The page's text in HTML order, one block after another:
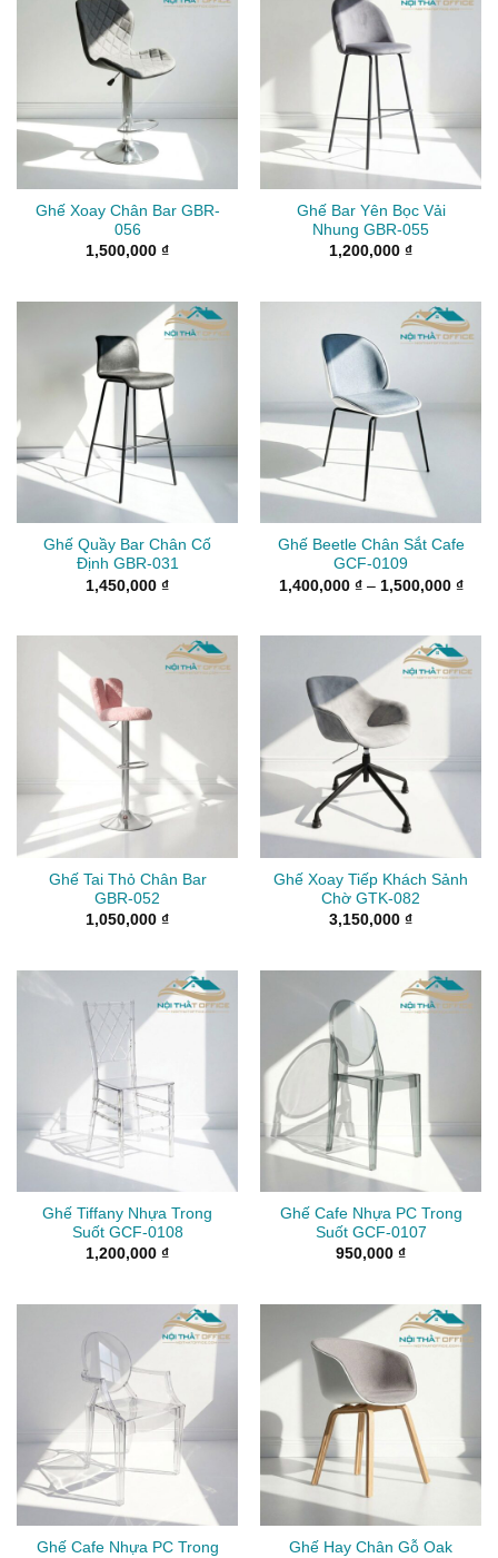
Ghế Xoay Chân Bar GBR-
056
1,500,000 ₫
Ghế Bar Yên Bọc Vải
Nhung GBR-055
1,200,000 ₫
Ghế Quầy Bar Chân Cố
Định GBR-031
1,450,000 ₫
Ghế Beetle Chân Sắt Cafe
GCF-0109
1,400,000 ₫ – 1,500,000 ₫
Ghế Tai Thỏ Chân Bar
GBR-052
1,050,000 ₫
Ghế Xoay Tiếp Khách Sảnh
Chờ GTK-082
3,150,000 ₫
Ghế Tiffany Nhựa Trong
Suốt GCF-0108
1,200,000 ₫
Ghế Cafe Nhựa PC Trong
Suốt GCF-0107
950,000 ₫
Ghế Cafe Nhựa PC Trong Ghế Hay Chân Gỗ Oak